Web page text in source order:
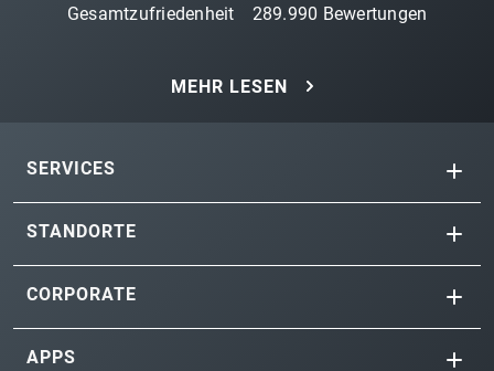
Gesamtzufriedenheit 289.990 Bewertungen
MEHR LESEN
SERVICES
STANDORTE
CORPORATE
APPS